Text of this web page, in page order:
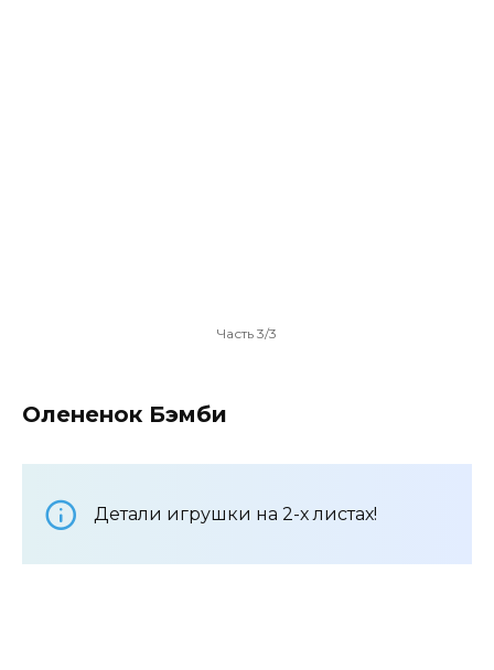
Часть 3/3
Олененок Бэмби
Детали игрушки на 2-х листах!